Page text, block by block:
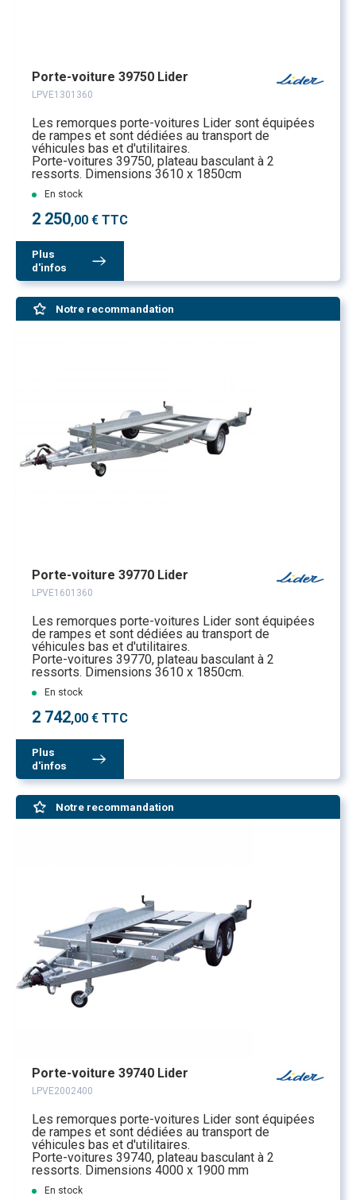
Porte-voiture 39750 Lider
LPVE1301360
Les remorques porte-voitures Lider sont équipées
de rampes et sont dédiées au transport de
véhicules bas et d'utilitaires.
Porte-voitures 39750, plateau basculant à 2
ressorts. Dimensions 3610 x 1850cm
En stock
2 250,00 € TTC
Plus
d'infos
Notre recommandation
Porte-voiture 39770 Lider
LPVE1601360
Les remorques porte-voitures Lider sont équipées
de rampes et sont dédiées au transport de
véhicules bas et d'utilitaires.
Porte-voitures 39770, plateau basculant à 2
ressorts. Dimensions 3610 x 1850cm.
En stock
2 742,00 € TTC
Plus
d'infos
Notre recommandation
Porte-voiture 39740 Lider
LPVE2002400
Les remorques porte-voitures Lider sont équipées
de rampes et sont dédiées au transport de
véhicules bas et d'utilitaires.
Porte-voitures 39740, plateau basculant à 2
ressorts. Dimensions 4000 x 1900 mm
En stock